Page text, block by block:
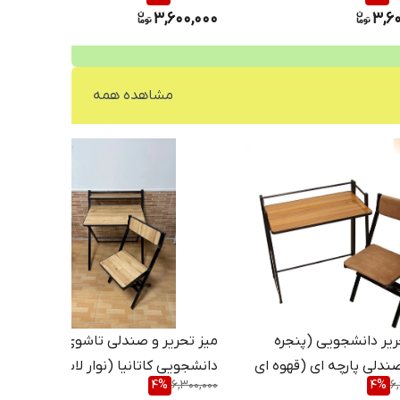
3,600,000
مشاهده همه
دانشجویی (پنجره
پارچه ای (قهوه ای
4%
میز تحریر و صندلی تاشوی
دانشجویی کاتانیا (نوار لاستیکی)
6,300,000
4%